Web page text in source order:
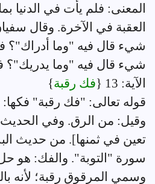
المعنى: فلم يأت في الدنيا
العقبة في الآخرة. وقال
شيء قال فيه "وما أدراك"؟
شيء قال فيه "وما يدريك"؟
الآية: 13 {
فك رقبة}
قوله تعالى: "فك رقبة"
وقيل: من الرق. وفي
تعين في ثمنها]. من حديث
سورة "التوبة". والفك: هو حل
وسمي المرقوق رقبة؛ لأنه